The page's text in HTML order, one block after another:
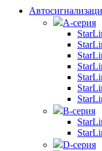
А-серия
B-серия
D-серия